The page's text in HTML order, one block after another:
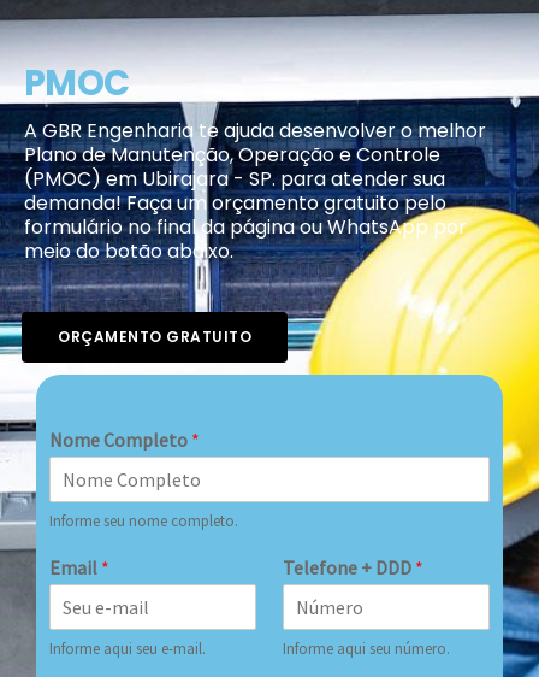
PMOC
A GBR Engenharia te ajuda desenvolver o melhor
Plano de Manutenção, Operação e Controle
(PMOC) em Ubirajara - SP. para atender sua
demanda! Faça um orçamento gratuito pelo
formulário no final da página ou WhatsApp por
meio do botão abaixo.
ORÇAMENTO GRATUITO
Nome Completo *
Informe seu nome completo.
Email *
Informe aqui seu e-mail.
Telefone + DDD *
Informe aqui seu número.